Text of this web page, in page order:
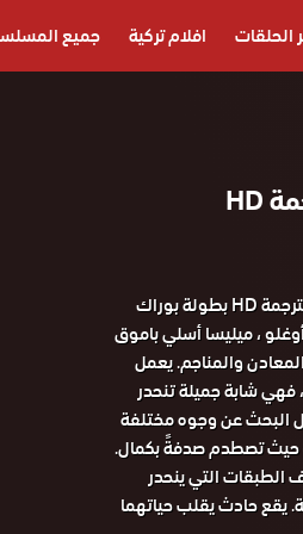
الحلقات افلام تركية جميع
مشاهدة الحلقة الثلاثون 30 من مسلسل حب اعمي مترجمة HD بطولة بوراك
، ميليسا أسلي باموق
والمناجم. يعمل
فهي شابة جميلة تنحدر
البحث عن وجوه مختلفة
حيث تصطدم صدفةً بكمال.
التي ينحدر
يقع حادث يقلب حياتهما